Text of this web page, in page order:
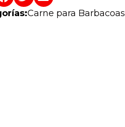
Carne para Barbacoas